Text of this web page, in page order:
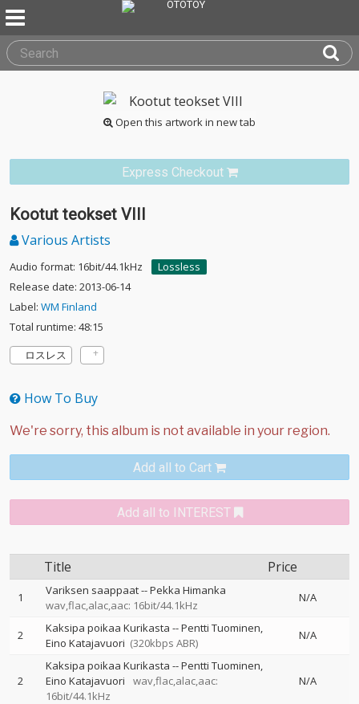
Open this artwork in new tab
Express Checkout
Kootut teokset VIII
Various Artists
Audio format: 16bit/44.1kHz
Lossless
Release date: 2013-06-14
Label: WM Finland
Total runtime: 48:15
ロスレス
How To Buy
Add all to Cart
Add all to INTEREST
Title Price
1 Variksen saappaat--Pekka Himanka
wav,flac,alac,aac: 16bit/44.1kHz
N/A
2 Kaksipa poikaa Kurikasta --Pentti Tuominen
Eino Katajavuori (320kbps ABR)
N/A
2
Kaksipa poikaa Kurikasta --Pentti Tuominen
Eino Katajavuori
wav,flac,alac,aac:
16bit/44.1kHz
N/A